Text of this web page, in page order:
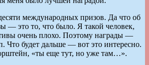
международных призов. Да что об
— это то, что было. Я такой человек,
очень плохо. Поэтому награды —
Что будет дальше — вот это интересно.
«ты еще тут, но уже там…».